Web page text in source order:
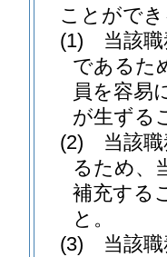
ことがで
(1)
当該
であるた
員を容易
が生ずる
(2)
当該
るため、
補充する
と。
(3)
当該